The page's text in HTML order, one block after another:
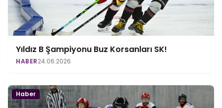
Yıldız B Şampiyonu Buz Korsanları SK!
HABER24.06.2026
Haber